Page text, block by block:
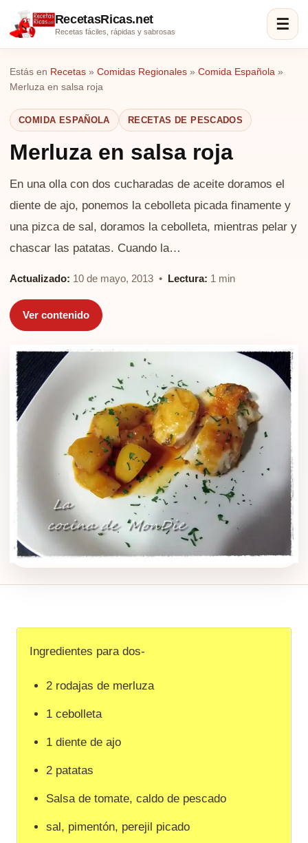
RecetasRicas.net
Recetas fáciles, rápidas y sabrosas ☰
Estás en Recetas » Comidas Regionales » Comida Española »
Merluza en salsa roja
COMIDA ESPAÑOLA RECETAS DE PESCADOS
Merluza en salsa roja
En una olla con dos cucharadas de aceite doramos el
diente de ajo, ponemos la cebolleta picada finamente y
una pizca de sal, doramos la cebolleta, mientras pelar y
chascar las patatas. Cuando la…
Actualizado: 10 de mayo, 2013 • Lectura: 1 min
Ver contenido
Ingredientes para dos-
2 rodajas de merluza
1 cebolleta
1 diente de ajo
2 patatas
Salsa de tomate, caldo de pescado
sal, pimentón, perejil picado